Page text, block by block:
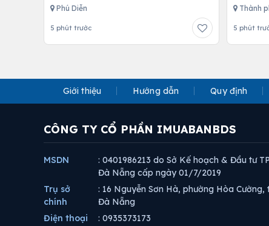
Phú Diễn
5 phút trước
Thành
5 phút
Giới thiệu Hướng dẫn Quy định
CÔNG TY CỔ PHẦN IMUABANBDS
MSDN
: 0401986213 do Sở Kế hoạch & Đầu tư TP
Đà Nẵng cấp ngày 01/7/2019
Trụ sở
chính
: 16 Nguyễn Sơn Hà, phường Hòa Cường,
Đà Nẵng
Điện thoại
: 0935373173